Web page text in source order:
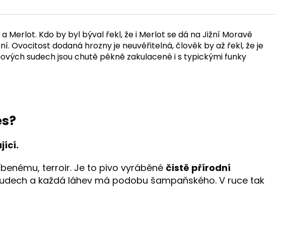
Merlot. Kdo by byl býval řekl, že i Merlot se dá na Jižní Moravě
Ovocitost dodaná hrozny je neuvěřitelná, člověk by až řekl, že je
sudech jsou chutě pěkně zakulacené i s typickými funky
terroir. Je to pivo vyráběné čistě přírodní
a každá láhev má podobu šampaňského. V ruce tak